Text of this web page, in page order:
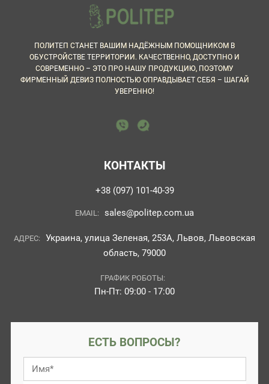
ПОЛИТЕП СТАНЕТ ВАШИМ НАДЁЖНЫМ ПОМОЩНИКОМ В
ОБУСТРОЙСТВЕ ТЕРРИТОРИИ. КАЧЕСТВЕННО, ДОСТУПНО И
СОВРЕМЕННО – ЭТО ПРО НАШУ ПРОДУКЦИЮ, ПОЭТОМУ
ФИРМЕННЫЙ ДЕВИЗ ПОЛНОСТЬЮ ОПРАВДЫВАЕТ СЕБЯ – ШАГАЙ
УВЕРЕННО!
КОНТАКТЫ
+38 (097) 101-40-39
EMAIL: sales@politep.com.ua
АДРЕС:
Украина, улица Зеленая, 253А, Львов, Львовская
область, 79000
ГРАФИК РОБОТЫ:
Пн-Пт: 09:00 - 17:00
ЕСТЬ ВОПРОСЫ?